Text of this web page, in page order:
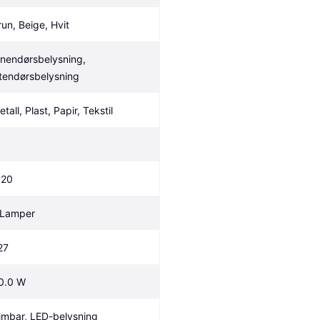
Beige, Hvit
Plast, Papir, Tekstil
W
LED-belysning